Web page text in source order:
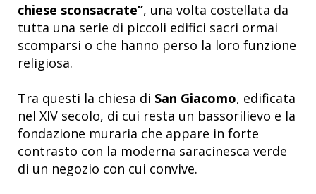
chiese sconsacrate”, una volta costellata da
tutta una serie di piccoli edifici sacri ormai
scomparsi o che hanno perso la loro funzione
religiosa.
Tra questi la chiesa di San Giacomo, edificata
nel XIV secolo, di cui resta un bassorilievo e la
fondazione muraria che appare in forte
contrasto con la moderna saracinesca verde
di un negozio con cui convive.